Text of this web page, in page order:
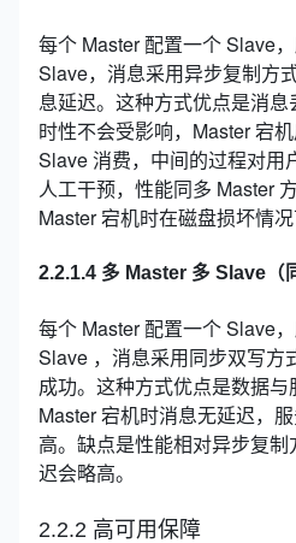
每个 Master 配置一个 Slave
Slave，消息采用异步复制方
息延迟。这种方式优点是消
时性不会受影响，Master 宕
Slave 消费，中间的过程对用
人工干预，性能同多 Master
Master 宕机时在磁盘损坏情
2.2.1.4 多 Master 多 Slave（
每个 Master 配置一个 Slave
Slave ，消息采用同步双写方
成功。这种方式优点是数据与
Master 宕机时消息无延迟，
高。缺点是性能相对异步复
迟会略高。
2.2.2 高可用保障